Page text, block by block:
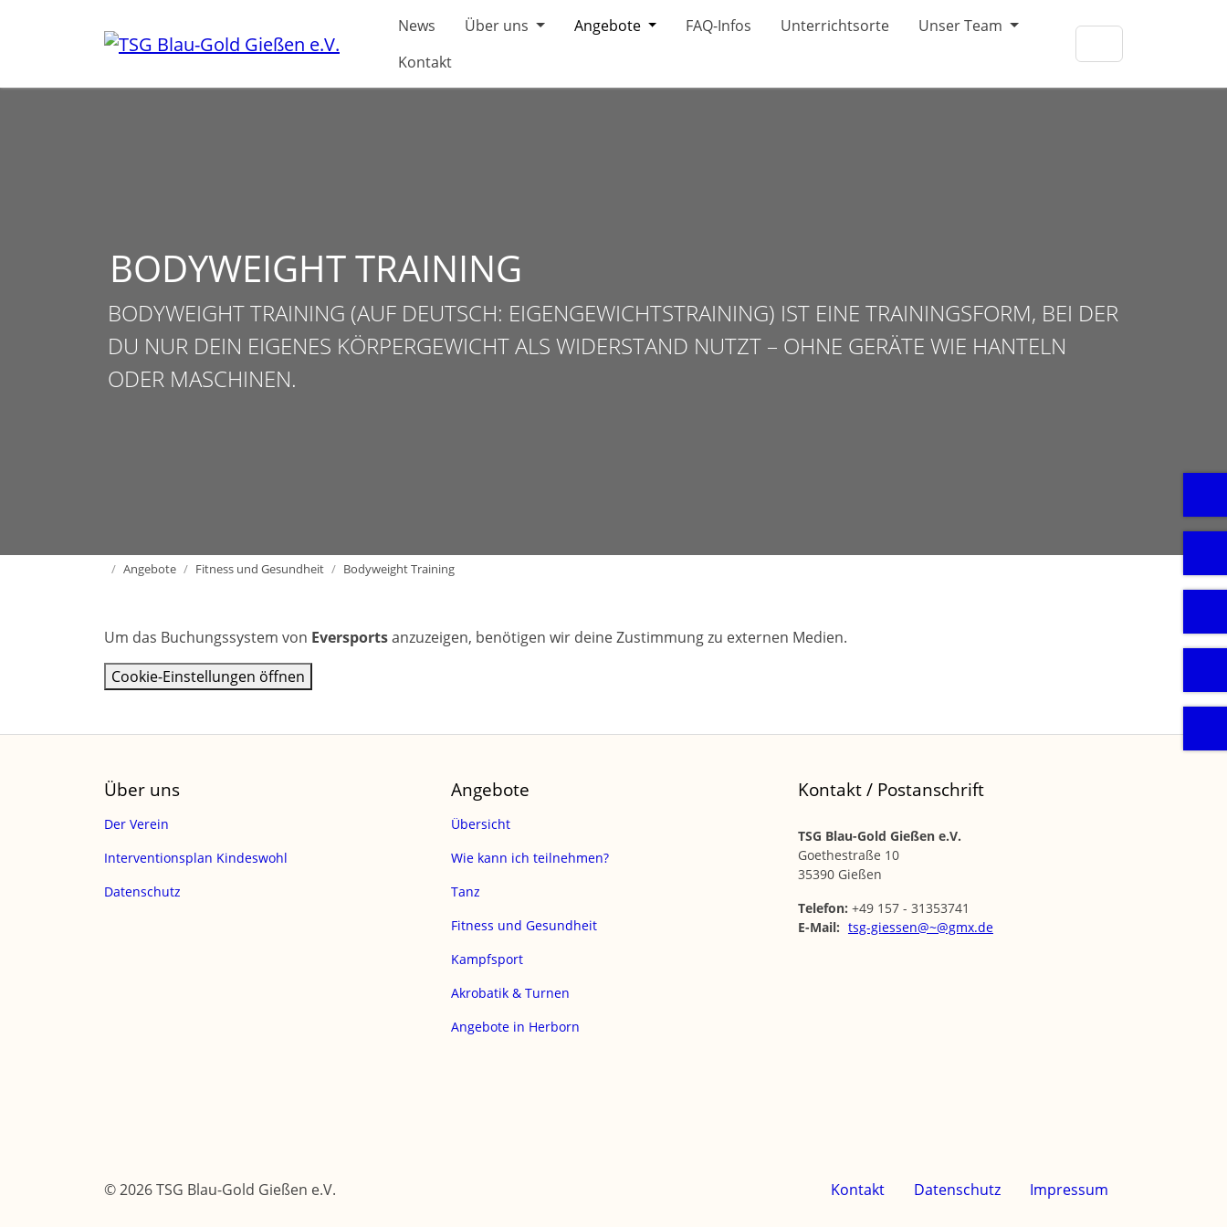
News Über uns Angebote FAQ-Infos Unterrichtsorte
Unser Team
Kontakt
BODYWEIGHT TRAINING
BODYWEIGHT TRAINING (AUF DEUTSCH: EIGENGEWICHTSTRAINING) IST EINE TRAININGSFORM, BEI DER
DU NUR DEIN EIGENES KÖRPERGEWICHT ALS WIDERSTAND NUTZT – OHNE GERÄTE WIE HANTELN
ODER MASCHINEN.
HomeAngebote Fitness und Gesundheit Bodyweight Training
Um das Buchungssystem von Eversportsanzuzeigen, benötigen wir deine Zustimmung zu externen Medien.
Cookie-Einstellungen öffnen
Über uns
Der Verein
Interventionsplan Kindeswohl
Datenschutz
Angebote
Übersicht
Wie kann ich teilnehmen?
Tanz
Fitness und Gesundheit
Kampfsport
Akrobatik & Turnen
Angebote in Herborn
Kontakt / Postanschrift
TSG Blau-Gold Gießen e.V.
Goethestraße 10
35390 Gießen
Telefon: +49 157 - 31353741
E-Mail: tsg-giessen@~@gmx.de
© 2026 TSG Blau-Gold Gießen e.V. Kontakt Datenschutz Impressum